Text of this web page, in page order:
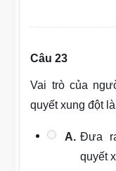
Câu 23
Vai trò của
quyết xung đột
A. Đưa
quyết